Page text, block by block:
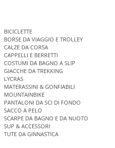
BICICLETTE
BORSE DA VIAGGIO E TROLLEY
CALZE DA CORSA
CAPPELLI E BERRETTI
COSTUMI DA BAGNO A SLIP
GIACCHE DA TREKKING
LYCRAS
MATERASSINI & GONFIABILI
MOUNTAINBIKE
PANTALONI DA SCI DI FONDO
SACCO A PELO
SCARPE DA BAGNO E DA NUOTO
SUP & ACCESSORI
TUTE DA GINNASTICA